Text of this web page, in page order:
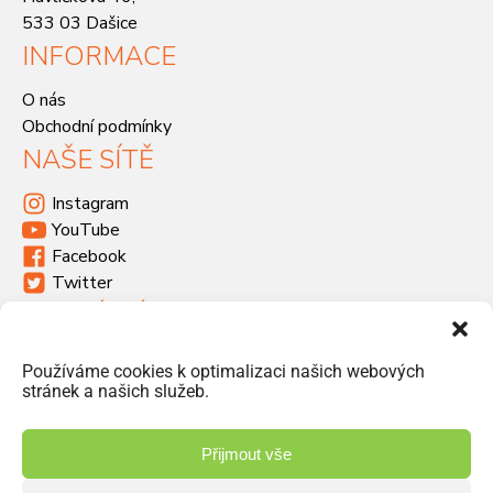
Používáme cookies k optimalizaci našich webových
stránek a našich služeb.
Přijmout vše
533 03 Dašice
INFORMACE
O nás
Obchodní podmínky
NAŠE SÍTĚ
Instagram
YouTube
Facebook
Twitter
Havlíčkova 46, 533 03 Dašice
+420 466 951 103